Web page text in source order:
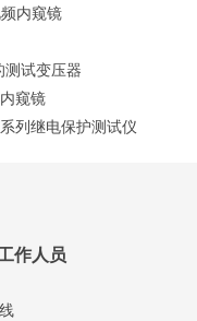
内窥镜
试变压器
窥镜
列继电保护测试仪
作人员